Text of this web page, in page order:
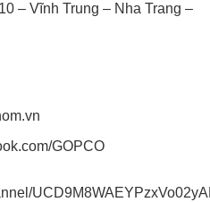
– Vĩnh Trung – Nha Trang –
GOPCO